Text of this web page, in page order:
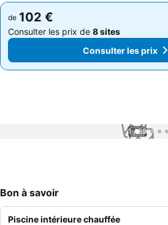
de 102 €
Consulter les prix de 8 sites
Consulter les prix
de 102 €
Consulter les prix de 8 sites
Consulter les prix
1 / 89
Bon à savoir
Piscine intérieure chauffée